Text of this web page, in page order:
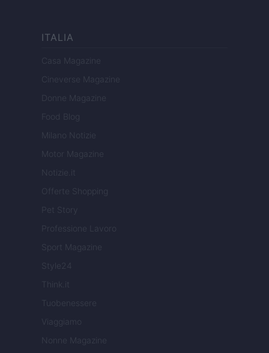
ITALIA
Casa Magazine
Cineverse Magazine
Donne Magazine
Food Blog
Milano Notizie
Motor Magazine
Notizie.it
Offerte Shopping
Pet Story
Professione Lavoro
Sport Magazine
Style24
Think.it
Tuobenessere
Viaggiamo
Nonne Magazine